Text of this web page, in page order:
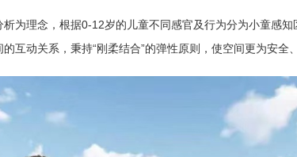
为理念，根据0-12岁的儿童不同感官及行为分为小童感
互动关系，秉持“刚柔结合”的弹性原则，使空间更为安全